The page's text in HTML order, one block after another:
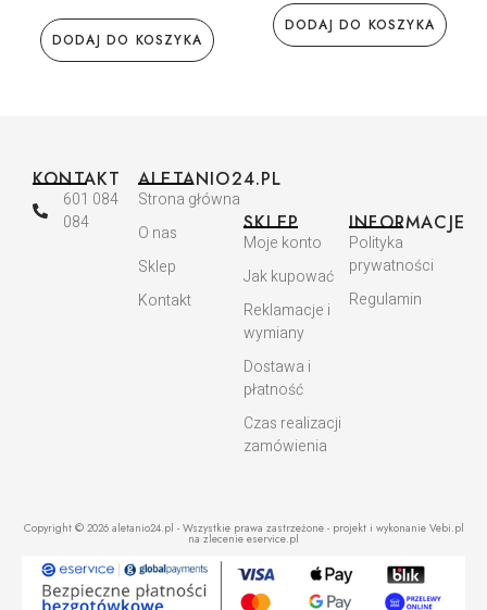
DODAJ DO KOSZYKA
DODAJ DO KOSZYKA
KONTAKT
601 084
084
ALETANIO24.PL
Strona główna
O nas
Sklep
Kontakt
SKLEP
Moje konto
Jak kupować
Reklamacje i
wymiany
Dostawa i
płatność
Czas realizacji
zamówienia
INFORMACJE
Polityka
prywatności
Regulamin
Copyright © 2026 aletanio24.pl - Wszystkie prawa zastrzeżone - projekt i wykonanie Vebi.pl
na zlecenie eservice.pl